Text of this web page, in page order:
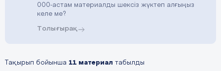
000-астам материалды шексіз жүктеп алғыңыз
келе ме?
Толығырақ
Тақырып бойынша 11 материал табылды